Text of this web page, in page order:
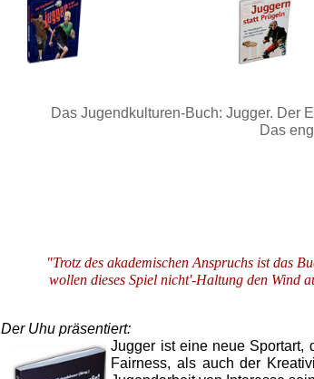
Das Jugendkulturen-Buch: Jugger. Der
Das
"Trotz des akademischen Anspruchs ist das
wollen dieses Spiel nicht'-Haltung den Wind
Der Uhu präsentiert:
Jugger ist eine neue Sportart,
Fairness, als auch der